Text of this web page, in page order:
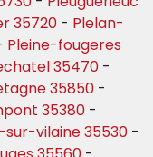
35720 - Plelan-
Pleine-fougeres
35470 -
35850 -
35380 -
sur-vilaine 35530 -